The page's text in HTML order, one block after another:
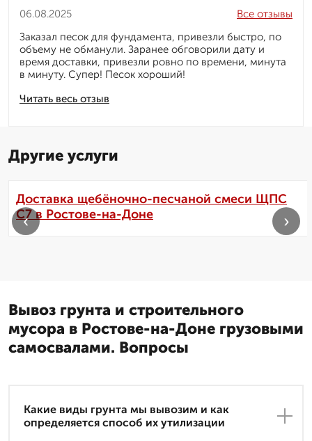
06.08.2025
Читать весь отзыв
Все отзывы
Заказал песок для фундамента, привезли быстро, по
объему не обманули. Заранее обговорили дату и
время доставки, привезли ровно по времени, минута
в минуту. Супер! Песок хороший!
Другие услуги
Доставка щебёночно-песчаной смеси ЩПС
С7 в Ростове-на-Доне
‹ ›
Вывоз грунта и строительного
мусора в Ростове-на-Доне грузовыми
самосвалами. Вопросы
Какие виды грунта мы вывозим и как
определяется способ их утилизации